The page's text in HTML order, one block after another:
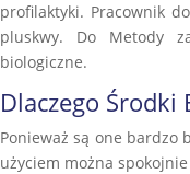
profilaktyki. Pracownik
pluskwy. Do Metody
biologiczne.
Dlaczego Środki
Ponieważ są one bardzo
użyciem można